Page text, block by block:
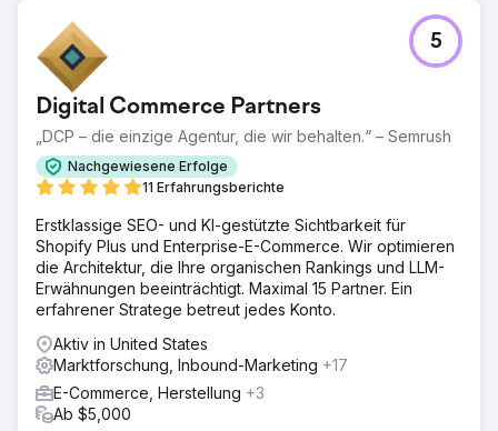
Digital Commerce Partners
„DCP – die einzige Agentur, die wir behalten.“ – Semrush
Nachgewiesene Erfolge
11 Erfahrungsberichte
5
Erstklassige SEO- und KI-gestützte Sichtbarkeit für
Shopify Plus und Enterprise-E-Commerce. Wir optimieren
die Architektur, die Ihre organischen Rankings und LLM-
Erwähnungen beeinträchtigt. Maximal 15 Partner. Ein
erfahrener Stratege betreut jedes Konto.
Aktiv in United States
Marktforschung, Inbound-Marketing +17
E-Commerce, Herstellung +3
Ab $5,000